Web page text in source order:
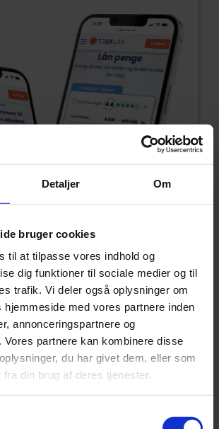
Detaljer Om
bruger cookies
til at tilpasse vores indhold og
dig funktioner til sociale medier og til
trafik. Vi deler også oplysninger om
hjemmeside med vores partnere inden
annonceringspartnere og
Vores partnere kan kombinere disse
du har givet dem, eller som
din brug af deres tjenester.
ulemper ved
og ulemper forbundet
Dem bør du være klar over, så